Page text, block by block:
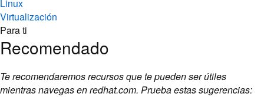
Linux
Virtualización
Para ti
Recomendado
Te recomendaremos recursos que te pueden ser útiles
mientras navegas en redhat.com. Prueba estas sugerencias: